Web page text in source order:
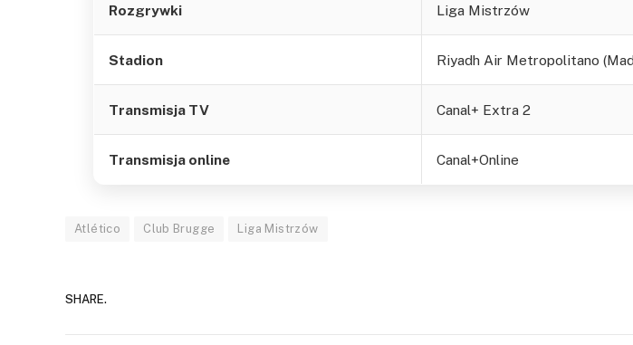
Rozgrywki Liga Mistrzów
Stadion Riyadh Air Metropolitano
Transmisja TV Canal+ Extra 2
Transmisja online Canal+Online
Atlético Club Brugge Liga Mistrzów
SHARE.